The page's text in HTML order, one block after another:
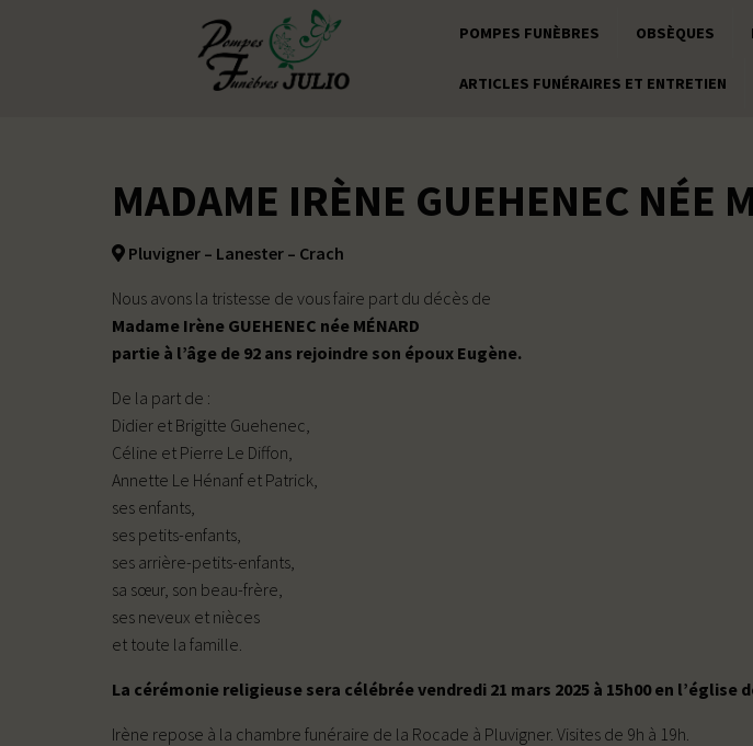
POMPES FUNÈBRES OBSÈQUES
ARTICLES FUNÉRAIRES ET ENTRETIEN
MADAME IRÈNE GUEHENEC NÉE
Pluvigner – Lanester – Crach
Nous avons la tristesse de vous faire part du décès de
Madame Irène GUEHENEC née MÉNARD
partie à l’âge de 92 ans rejoindre son époux Eugène.
De la part de :
Didier et Brigitte Guehenec,
Céline et Pierre Le Diffon,
Annette Le Hénanf et Patrick,
ses enfants,
ses petits-enfants,
ses arrière-petits-enfants,
sa sœur, son beau-frère,
ses neveux et nièces
et toute la famille.
La cérémonie religieuse sera célébrée vendredi 21 mars 2025 à 15h00 en l’église
Irène repose à la chambre funéraire de la Rocade à Pluvigner. Visites de 9h à 19h.